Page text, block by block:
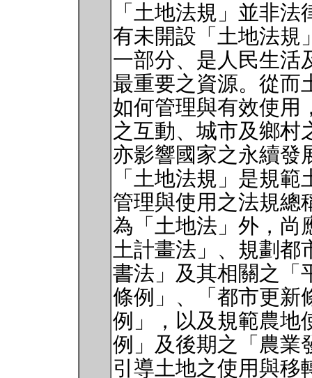
「土地法規」並非
有未開設「土地法規
一部分、是人民生活
最重要之資源。從而
如何管理與有效使用
之互動、城市及鄉村
亦影響國家之永續發
「土地法規」是規
管理與使用之法規總
為「土地法」外，尚
土計畫法」、規劃都
書法」及其相關之「
條例」、「都市更新
例」，以及規範農地
例」及後期之「農業
引導土地之使用與移